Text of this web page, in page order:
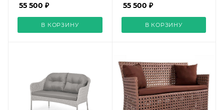
55 500 ₽
В КОРЗИНУ
55 500 ₽
В КОРЗИНУ